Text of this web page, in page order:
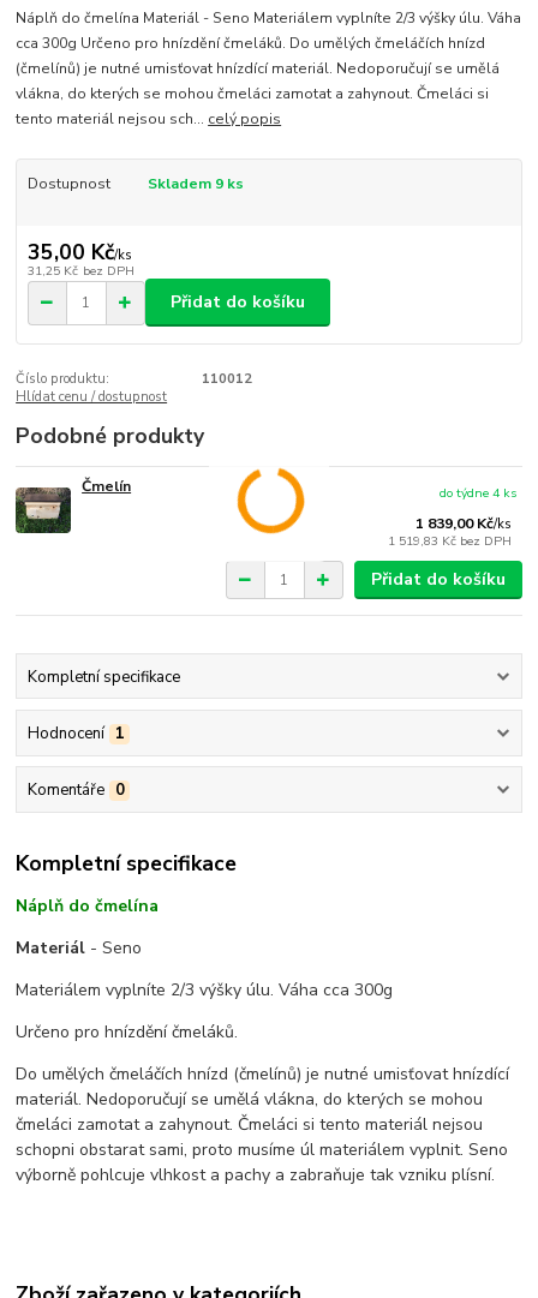
Náplň do čmelína Materiál - Seno Materiálem vyplníte 2/3 výšky úlu. Váha
cca 300g Určeno pro hnízdění čmeláků. Do umělých čmeláčích hnízd
(čmelínů) je nutné umisťovat hnízdící materiál. Nedoporučují se umělá
vlákna, do kterých se mohou čmeláci zamotat a zahynout. Čmeláci si
tento materiál nejsou sch... celý popis
Dostupnost Skladem 9 ks
35,00 Kč/ks
31,25 Kč bez DPH
Přidat do košíku
Číslo produktu:
110012
Hlídat cenu / dostupnost
Podobné produkty
Čmelín
1 839,00 Kč/ks
1 519,83 Kč bez DPH
do týdne 4 ks
Přidat do košíku
Kompletní specifikace
Hodnocení 1
Komentáře 0
Kompletní specifikace
Náplň do čmelína
Materiál - Seno
Materiálem vyplníte 2/3 výšky úlu. Váha cca 300g
Určeno pro hnízdění čmeláků.
Do umělých čmeláčích hnízd (čmelínů) je nutné umisťovat hnízdící
materiál. Nedoporučují se umělá vlákna, do kterých se mohou
čmeláci zamotat a zahynout. Čmeláci si tento materiál nejsou
schopni obstarat sami, proto musíme úl materiálem vyplnit. Seno
výborně pohlcuje vlhkost a pachy a zabraňuje tak vzniku plísní.